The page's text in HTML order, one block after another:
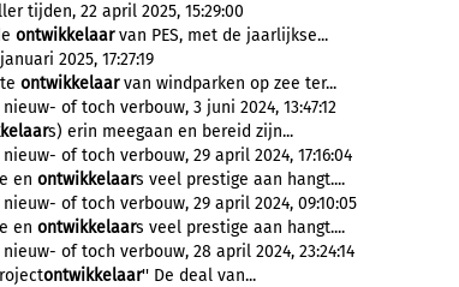
tijden, 22 april 2025, 15:29:00
ontwikkelaarvan PES, met de jaarlijkse...
2025, 17:27:19
ontwikkelaarvan windparken op zee ter...
of toch verbouw, 3 juni 2024, 13:47:12
s) erin meegaan en bereid zijn...
of toch verbouw, 29 april 2024, 17:16:04
en ontwikkelaars veel prestige aan hangt....
of toch verbouw, 29 april 2024, 09:10:05
en ontwikkelaars veel prestige aan hangt....
of toch verbouw, 28 april 2024, 23:24:14
ontwikkelaar'' De deal van...